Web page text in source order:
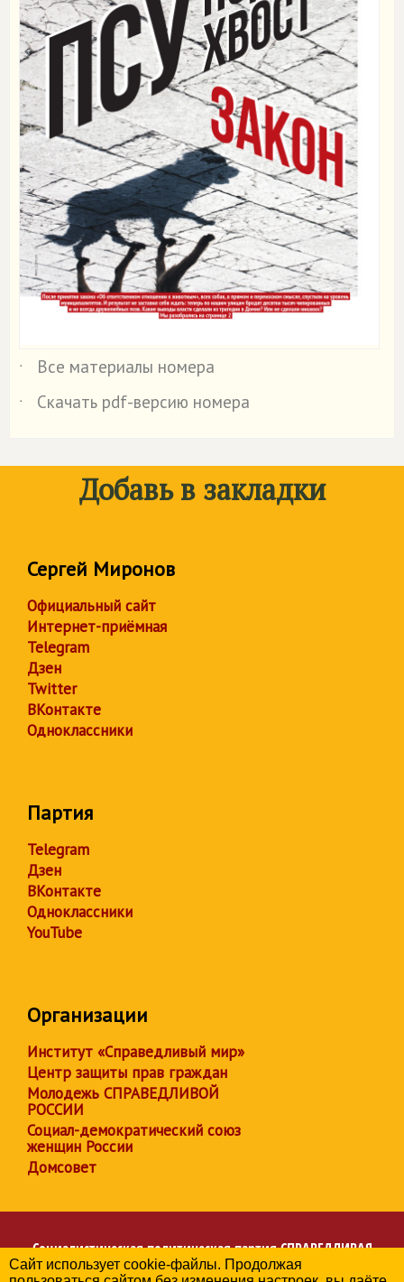
˙
Все материалы номера
˙
Скачать pdf-версию номера
Добавь в закладки
Сергей Миронов
Официальный сайт
Интернет-приёмная
Telegram
Дзен
Twitter
ВКонтакте
Одноклассники
Партия
Telegram
Дзен
ВКонтакте
Одноклассники
YouTube
Организации
Институт «Справедливый мир»
Центр защиты прав граждан
Молодежь СПРАВЕДЛИВОЙ
РОССИИ
Социал-демократический союз
женщин России
Домсовет
Социалистическая политическая партияСПРАВЕДЛИВАЯ
РОССИЯ
Сайт использует cookie-файлы. Продолжая